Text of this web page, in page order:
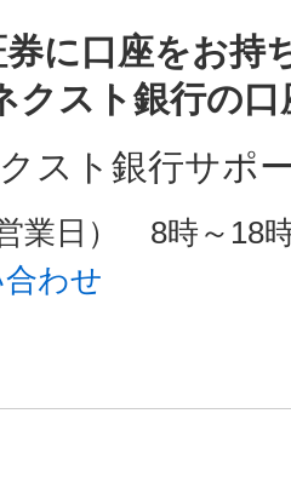
券に口座をお持
クスト銀行の
スト銀行サポ
業日） 8時～18
わせ